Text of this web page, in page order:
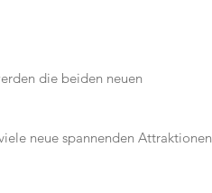
die beiden neuen
neue spannenden Attraktionen